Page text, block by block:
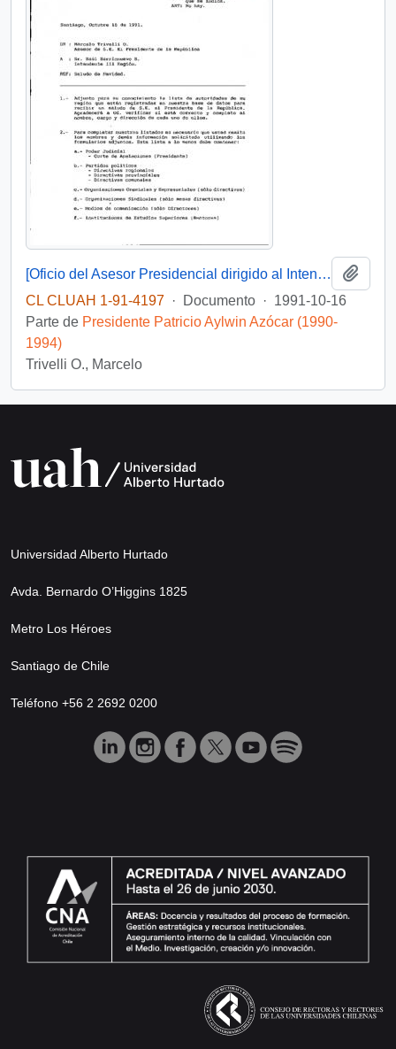
[Oficio del Asesor Presidencial dirigido al Intendente de la III Región, Sr. Raúl Barrionuevo, referente a saludo de Navidad]
CL CLUAH 1-91-4197 · Documento · 1991-10-16
Parte de Presidente Patricio Aylwin Azócar (1990-
1994)
Trivelli O., Marcelo
Universidad Alberto Hurtado
Avda. Bernardo O’Higgins 1825
Metro Los Héroes
Santiago de Chile
Teléfono +56 2 2692 0200